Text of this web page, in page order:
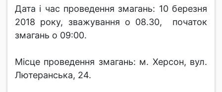
Дата і час проведення змагань: 10 березня
2018 року, зважування о 08.30, початок
змагань о 09:00.
Місце проведення змагань: м. Херсон, вул.
Лютеранська, 24.